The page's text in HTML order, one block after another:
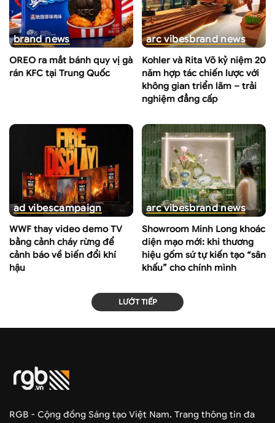
brand news
OREO ra mắt bánh quy vị gà
rán KFC tại Trung Quốc
arc vibesbrand news
Kohler và Rita Võ kỷ niệm 20
năm hợp tác chiến lược với
không gian triển lãm – trải
nghiệm đẳng cấp
ad vibescampaign
WWF thay video demo TV
bằng cảnh cháy rừng để
cảnh báo về biến đổi khí
hậu
arc vibesbrand news
Showroom Minh Long khoác
diện mạo mới: khi thương
hiệu gốm sứ tự kiến tạo “sân
khấu” cho chính mình
LƯỚT TIẾP
RGB - Cộng đồng Sáng tạo Việt Nam. Trang thông tin đa